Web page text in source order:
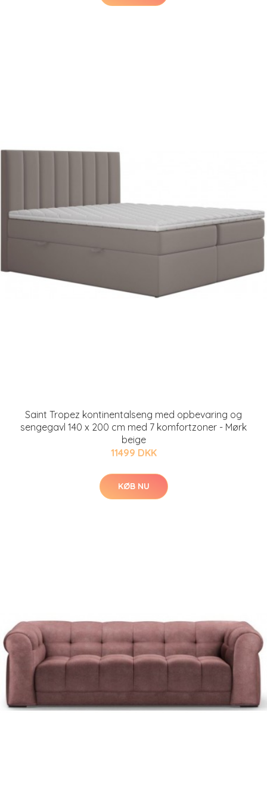
Saint Tropez kontinentalseng med opbevaring og
sengegavl 140 x 200 cm med 7 komfortzoner - Mørk
beige
11499 DKK
KØB NU